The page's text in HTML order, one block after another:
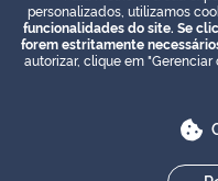
personalizados, utilizamos
funcionalidades do site. Se
forem estritamente
autorizar, clique em "Gerenciar